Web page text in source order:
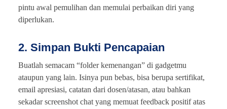
pintu awal pemulihan dan memulai perbaikan diri yang
diperlukan.
2. Simpan Bukti Pencapaian
Buatlah semacam “folder kemenangan” di gadgetmu
ataupun yang lain. Isinya pun bebas, bisa berupa sertifikat,
email apresiasi, catatan dari dosen/atasan, atau bahkan
sekadar screenshot chat yang memuat feedback positif atas